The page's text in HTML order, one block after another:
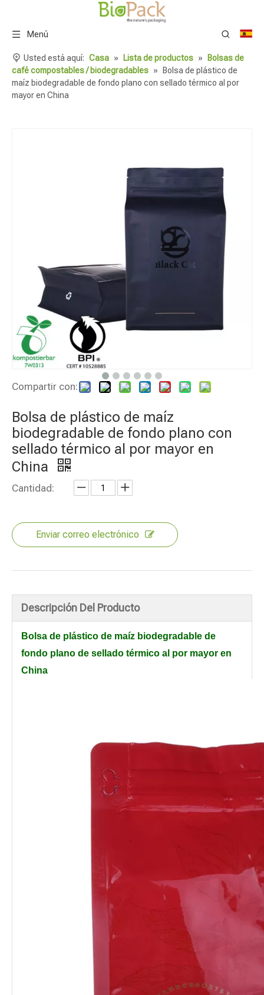
Menú
Usted está aquí: Casa » Lista de productos »
Bolsas de
café compostables / biodegradables »
Bolsa de plástico de
maíz biodegradable de fondo plano con sellado térmico al por
mayor en China
Compartir con:
Bolsa de plástico de maíz
biodegradable de fondo plano con
sellado térmico al por mayor en
China
Cantidad:
Enviar correo electrónico
Descripción Del Producto
Bolsa de plástico de maíz biodegradable de
fondo plano de sellado térmico al por mayor en
China